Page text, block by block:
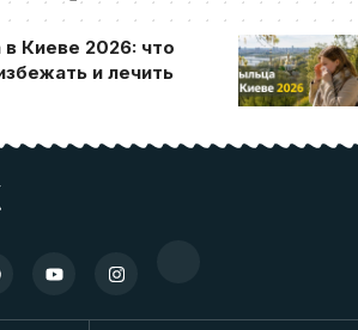
Киеве 2026: что
и лечить